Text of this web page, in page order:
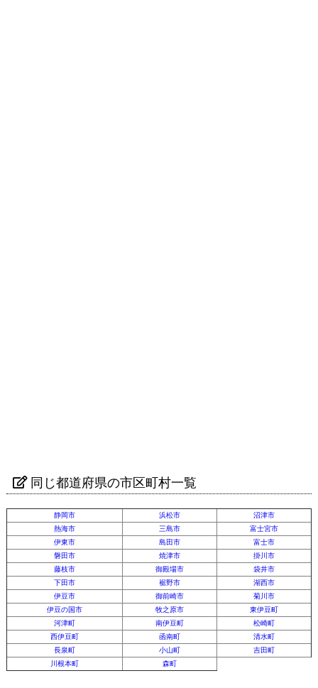
同じ都道府県の市区町村一覧
静岡市 浜松市
沼津市
熱海市
三島市
富士宮市
伊東市
島田市
富士市
磐田市
焼津市
掛川市
藤枝市
御殿場市
袋井市
下田市
裾野市
湖西市
伊豆市
御前崎市
菊川市
伊豆の国市
牧之原市
東伊豆町
河津町
南伊豆町
松崎町
西伊豆町
函南町
清水町
長泉町
小山町
吉田町
川根本町
森町